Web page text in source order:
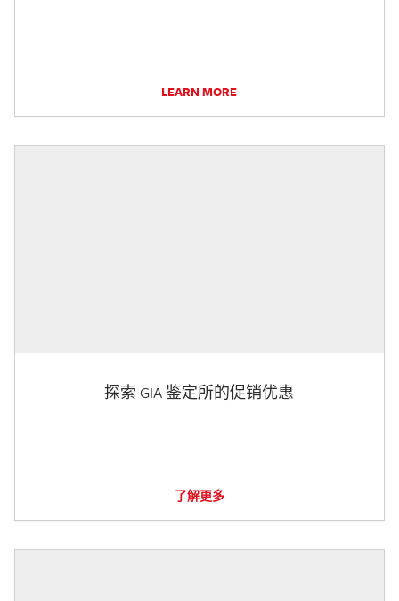
LEARN MORE
探索 GIA 鉴定所的促销优惠
了解更多